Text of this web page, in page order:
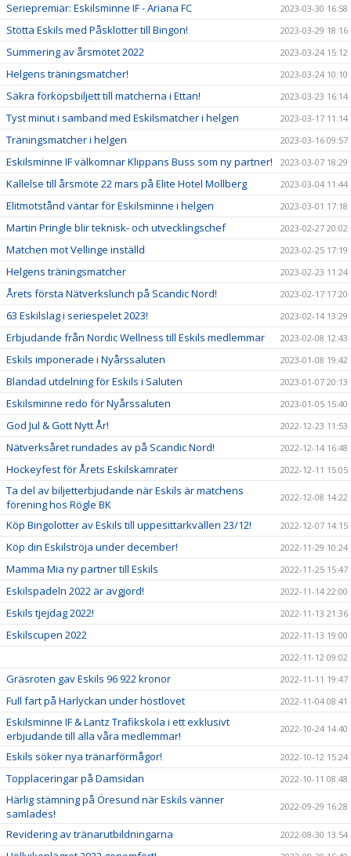
Seriepremiär: Eskilsminne IF - Ariana FC 2023-03-30 16:58
Stötta Eskils med Påsklotter till Bingon! 2023-03-29 18:16
Summering av årsmötet 2022 2023-03-24 15:12
Helgens träningsmatcher! 2023-03-24 10:10
Säkra förköpsbiljett till matcherna i Ettan! 2023-03-23 16:14
Tyst minut i samband med Eskilsmatcher i helgen 2023-03-17 11:14
Träningsmatcher i helgen 2023-03-16 09:57
Eskilsminne IF välkomnar Klippans Buss som ny partner! 2023-03-07 18:29
Kallelse till årsmöte 22 mars på Elite Hotel Mollberg 2023-03-04 11:44
Elitmotstånd väntar för Eskilsminne i helgen 2023-03-01 17:18
Martin Pringle blir teknisk- och utvecklingschef 2023-02-27 20:02
Matchen mot Vellinge inställd 2023-02-25 17:19
Helgens träningsmatcher 2023-02-23 11:24
Årets första Nätverkslunch på Scandic Nord! 2023-02-17 17:20
63 Eskilslag i seriespelet 2023! 2023-02-14 13:29
Erbjudande från Nordic Wellness till Eskils medlemmar 2023-02-08 12:43
Eskils imponerade i Nyårssaluten 2023-01-08 19:42
Blandad utdelning för Eskils i Saluten 2023-01-07 20:13
Eskilsminne redo för Nyårssaluten 2023-01-05 15:40
God Jul & Gott Nytt År! 2022-12-23 11:53
Nätverksåret rundades av på Scandic Nord! 2022-12-14 16:48
Hockeyfest för Årets Eskilskamrater 2022-12-11 15:05
Ta del av biljetterbjudande när Eskils är matchens
förening hos Rögle BK
2022-12-08 14:22
Köp Bingolotter av Eskils till uppesittarkvällen 23/12! 2022-12-07 14:15
Köp din Eskilströja under december! 2022-11-29 10:24
Mamma Mia ny partner till Eskils 2022-11-25 15:47
Eskilspadeln 2022 är avgjord! 2022-11-14 22:00
Eskils tjejdag 2022! 2022-11-13 21:36
Eskilscupen 2022
2022-11-13 19:00
2022-11-12 09:02
Gräsroten gav Eskils 96 922 kronor 2022-11-11 19:47
Full fart på Harlyckan under höstlovet 2022-11-04 08:41
Eskilsminne IF & Lantz Trafikskola i ett exklusivt
erbjudande till alla våra medlemmar!
2022-10-24 14:40
Eskils söker nya tränarförmågor! 2022-10-12 15:24
Topplaceringar på Damsidan 2022-10-11 08:48
Härlig stämning på Öresund när Eskils vänner
samlades!
2022-09-29 16:28
Revidering av tränarutbildningarna 2022-08-30 13:54